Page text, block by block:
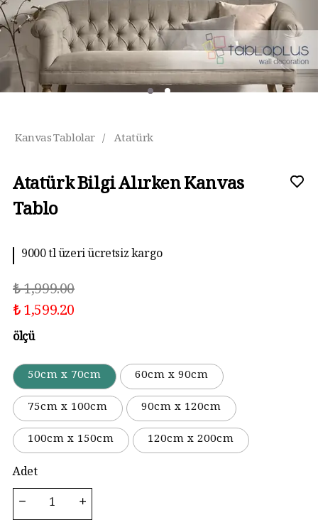
Kanvas Tablolar / Atatürk
Atatürk Bilgi Alırken Kanvas
Tablo
9000 tl üzeri ücretsiz kargo
₺ 1,999.00
₺ 1,599.20
ölçü
50cm x 70cm
60cm x 90cm
75cm x 100cm
90cm x 120cm
100cm x 150cm
120cm x 200cm
Adet